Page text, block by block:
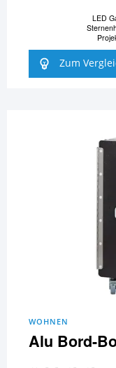
LED
Zum
WOHNEN
Alu Bord-